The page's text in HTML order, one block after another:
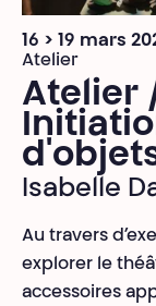
16 > 19 mars
Atelier
Atelier
Isabelle
Au travers
explorer le
accessoires